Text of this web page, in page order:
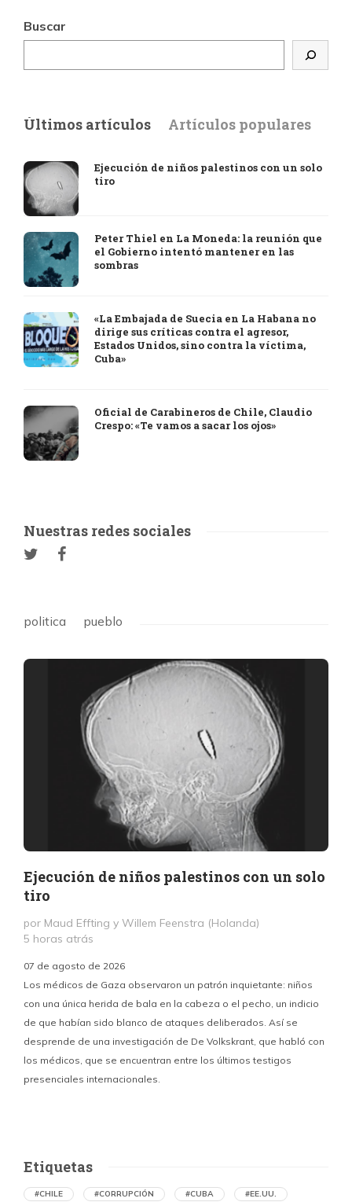
Buscar
Últimos artículos Artículos populares
Ejecución de niños palestinos con un solo
tiro
Peter Thiel en La Moneda: la reunión que
el Gobierno intentó mantener en las
sombras
«La Embajada de Suecia en La Habana no
dirige sus críticas contra el agresor,
Estados Unidos, sino contra la víctima,
Cuba»
Oficial de Carabineros de Chile, Claudio
Crespo: «Te vamos a sacar los ojos»
Nuestras redes sociales
politica pueblo
Ejecución de niños palestinos con un solo
tiro
por Maud Effting y Willem Feenstra (Holanda)
5 horas atrás
07 de agosto de 2026
Los médicos de Gaza observaron un patrón inquietante: niños
con una única herida de bala en la cabeza o el pecho, un indicio
de que habían sido blanco de ataques deliberados. Así se
desprende de una investigación de De Volkskrant, que habló con
los médicos, que se encuentran entre los últimos testigos
presenciales internacionales.
Etiquetas
#CHILE #CORRUPCIÓN #CUBA #EE.UU.